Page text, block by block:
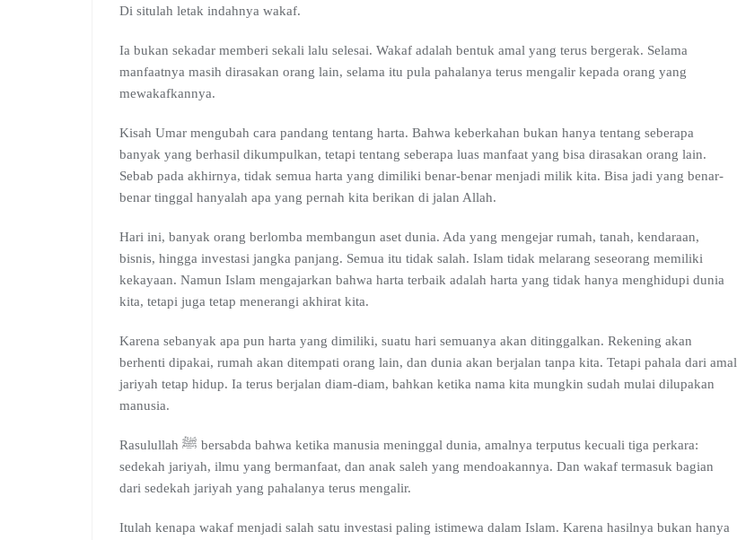
Di situlah letak indahnya wakaf.
Ia bukan sekadar memberi sekali lalu selesai. Wakaf adalah bentuk amal yang terus bergerak. Selama
manfaatnya masih dirasakan orang lain, selama itu pula pahalanya terus mengalir kepada orang yang
mewakafkannya.
Kisah Umar mengubah cara pandang tentang harta. Bahwa keberkahan bukan hanya tentang seberapa
banyak yang berhasil dikumpulkan, tetapi tentang seberapa luas manfaat yang bisa dirasakan orang lain.
Sebab pada akhirnya, tidak semua harta yang dimiliki benar-benar menjadi milik kita. Bisa jadi yang benar-
benar tinggal hanyalah apa yang pernah kita berikan di jalan Allah.
Hari ini, banyak orang berlomba membangun aset dunia. Ada yang mengejar rumah, tanah, kendaraan,
bisnis, hingga investasi jangka panjang. Semua itu tidak salah. Islam tidak melarang seseorang memiliki
kekayaan. Namun Islam mengajarkan bahwa harta terbaik adalah harta yang tidak hanya menghidupi dunia
kita, tetapi juga tetap menerangi akhirat kita.
Karena sebanyak apa pun harta yang dimiliki, suatu hari semuanya akan ditinggalkan. Rekening akan
berhenti dipakai, rumah akan ditempati orang lain, dan dunia akan berjalan tanpa kita. Tetapi pahala dari amal
jariyah tetap hidup. Ia terus berjalan diam-diam, bahkan ketika nama kita mungkin sudah mulai dilupakan
manusia.
Rasulullah ﷺ bersabda bahwa ketika manusia meninggal dunia, amalnya terputus kecuali tiga perkara:
sedekah jariyah, ilmu yang bermanfaat, dan anak saleh yang mendoakannya. Dan wakaf termasuk bagian
dari sedekah jariyah yang pahalanya terus mengalir.
Itulah kenapa wakaf menjadi salah satu investasi paling istimewa dalam Islam. Karena hasilnya bukan hanya